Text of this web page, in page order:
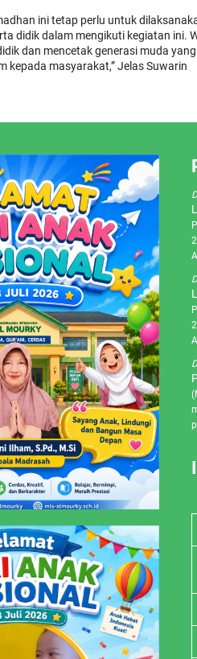
ini tetap perlu untuk
didik dalam mengikuti kegiatan ini.
dan mencetak generasi muda
kepada masyarakat,” Jelas Suwarin